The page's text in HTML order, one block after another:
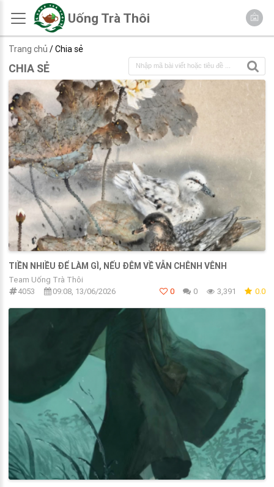
Uống Trà Thôi
Trang chủ / Chia sẻ
CHIA SẺ
TIỀN NHIỀU ĐỂ LÀM GÌ, NẾU ĐÊM VỀ VẪN CHÊNH VÊNH
Team Uống Trà Thôi
4053
09:08, 13/06/2026 0 0 3,391 0.0